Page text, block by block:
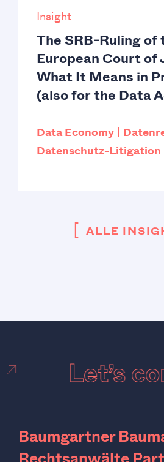
[ ALLE
Insight
The SRB-Ruling of
European Court of
What It Means in
(also for the Data
Data Economy
Datenschutz-Litigation
Let’s
Baumgartner
Rechtsanwälte